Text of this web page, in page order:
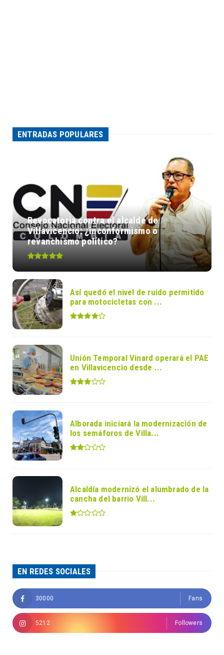
ENTRADAS POPULARES
Revocatoria contra el alcalde de
Villavicencio: ¿inconformismo o
revanchismo político?
Así quedó el nivel de ruido permitido
para motocicletas con ...
Unión Temporal Vinard operará el PAE
en Villavicencio desde ...
Alborada iniciará la modernización de
los semáforos de Villa...
Alcaldía modernizó el alumbrado de la
cancha del barrio Vill...
EN REDES SOCIALES
30000 Fans
5212 Followers